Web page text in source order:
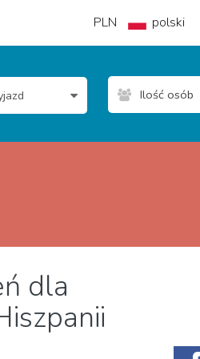
PLN polski
Ilość osób
& Sztuka
dla